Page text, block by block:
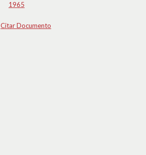
1965
Citar Documento